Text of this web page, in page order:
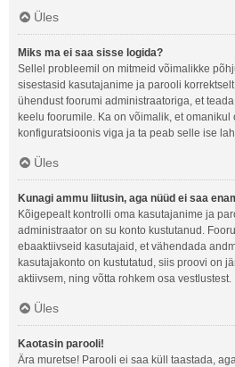
Üles
Miks ma ei saa sisse logida?
Sellel probleemil on mitmeid võimalikke
sisestasid kasutajanime ja parooli
ühendust foorumi administraatoriga, et
keelu foorumile. Ka on võimalik, et omanikul
konfiguratsioonis viga ja ta peab selle ise
Üles
Kunagi ammu liitusin, aga nüüd ei saa
Kõigepealt kontrolli oma kasutajanime ja
administraator on su konto kustutanud.
ebaaktiivseid kasutajaid, et vähendada
kasutajakonto on kustutatud, siis proovi on
aktiivsem, ning võtta rohkem osa vestlustest.
Üles
Kaotasin parooli!
Ära muretse! Parooli ei saa küll taastada,